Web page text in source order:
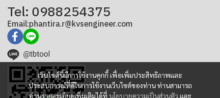
เว็บไซต์นี้มีการใช้งานคุกกี้ เพื่อเพิ่มประสิทธิภาพและ
ประสบการณ์ที่ดีในการใช้งานเว็บไซต์ของท่าน ท่านสามารถ
อ่านรายละเอียดเพิ่มเติมได้ที่ นโยบายความเป็นส่วนตัว และ
Tel: 0988254375
Email:phantira.r@kvsengineer.com
@tbtool